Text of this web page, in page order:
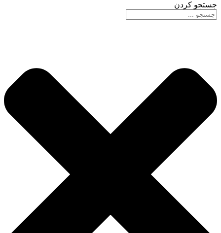
جستجو کردن